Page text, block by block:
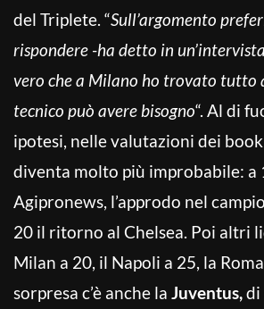
del Triplete. “Sull’argomento
rispondere -ha detto in
vero che a Milano ho trovato tutto
tecnico può avere bisogno“. Al di
ipotesi, nelle valutazioni dei
diventa molto più improbabile: a
Agipronews, l’approdo nel
20 il ritorno al Chelsea. Poi altri
Milan a 20, il Napoli a 25, la
sorpresa c’è anche la Juventus,di